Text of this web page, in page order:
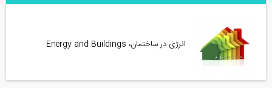
انرژی در ساختمان، Energy and Buildings